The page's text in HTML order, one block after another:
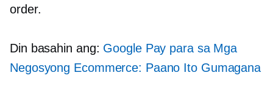
order.
Din basahin ang: Google Pay para sa Mga
Negosyong Ecommerce: Paano Ito Gumagana